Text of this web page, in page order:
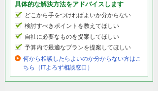
具体的な解決方法をアドバイスします
どこから手をつければよいか分からない
検討すべきポイントを教えてほしい
自社に必要なものを提案してほしい
予算内で最適なプランを提案してほしい
何から相談したらよいのか分からない方はこ
ちら（ITよろず相談窓口）